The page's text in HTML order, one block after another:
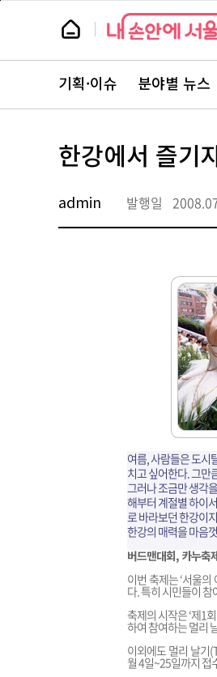
본
뉴
스
뉴
스
주
서
바
로
기획·이슈 분야별 뉴스
한강에서 즐기
admin 발행일
여름, 사람들은 도시
치고 싶어한다. 그만
그러나 조금만 생각
해부터 계절별 하이
로 바라보던 한강이
한강의 매력을 마음
버드맨대회, 카누축
이번 축제는 ‘서울
다. 특히 시민들이
축제의 시작은 ‘제1
하여 참여하는 멀리
이외에도 멀리 날기
월 4일~25일까지 접
페